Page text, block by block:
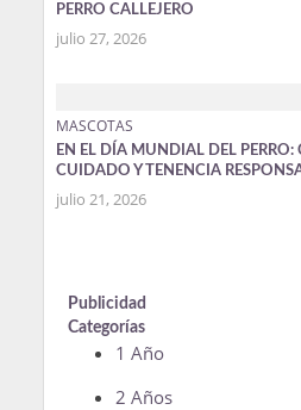
PERRO CALLEJERO
julio 27, 2026
MASCOTAS
EN EL DÍA MUNDIAL DEL PERRO:
CUIDADO Y TENENCIA
julio 21, 2026
Publicidad
Categorías
1 Año
2 Años